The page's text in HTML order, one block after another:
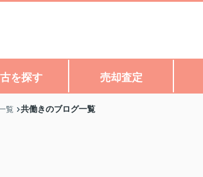
を探す 売却査定
覧 共働きのブログ一覧